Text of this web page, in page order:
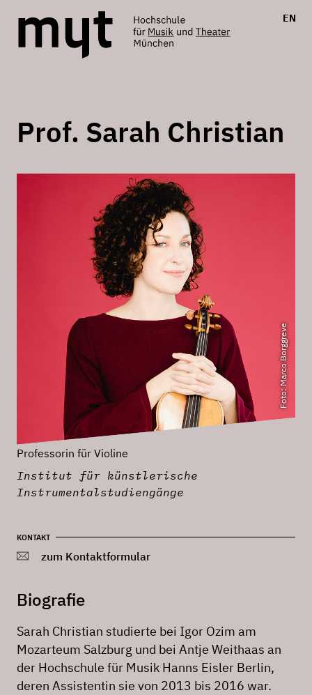
EN
Prof. Sarah Christian
Professorin für Violine
Institut für künstlerische
Instrumentalstudiengänge
KONTAKT
zum Kontaktformular
Foto: Marco Borggreve
Biografie
Sarah Christian studierte bei Igor Ozim am
Mozarteum Salzburg und bei Antje Weithaas an
der Hochschule für Musik Hanns Eisler Berlin,
deren Assistentin sie von 2013 bis 2016 war.